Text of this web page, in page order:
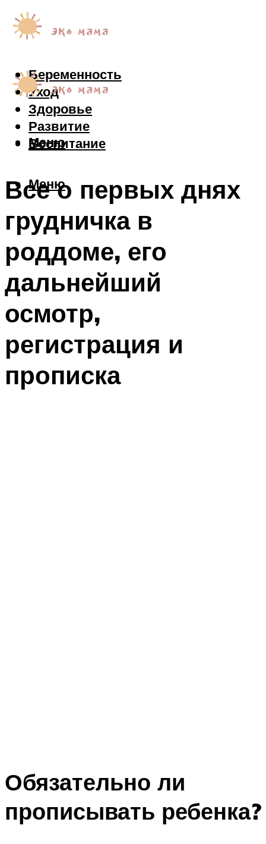
Беременность
Уход
Здоровье
Развитие
Воспитание
Меню
Меню
Все о первых днях
грудничка в
роддоме, его
дальнейший
осмотр,
регистрация и
прописка
Обязательно ли
прописывать ребенка?